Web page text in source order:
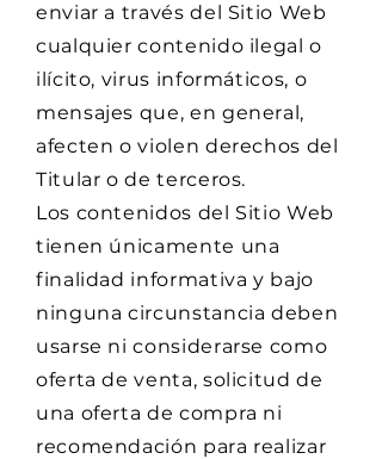
enviar a través del Sitio Web
cualquier contenido ilegal o
ilícito, virus informáticos, o
mensajes que, en general,
afecten o violen derechos del
Titular o de terceros.
Los contenidos del Sitio Web
tienen únicamente una
finalidad informativa y bajo
ninguna circunstancia deben
usarse ni considerarse como
oferta de venta, solicitud de
una oferta de compra ni
recomendación para realizar